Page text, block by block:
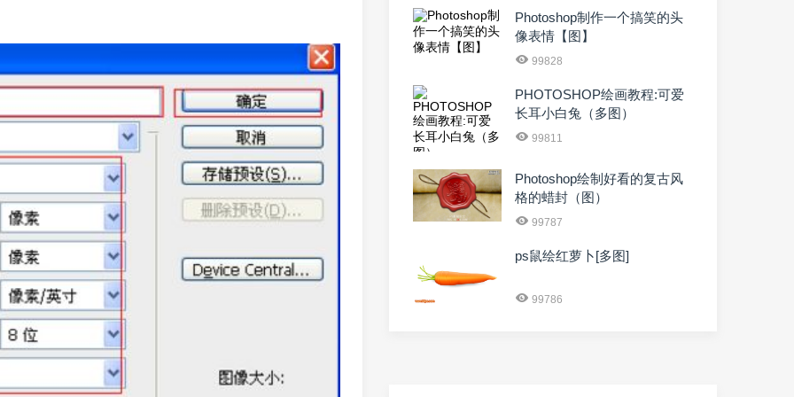
Photoshop制作一个搞笑的头
像表情【图】
99828
PHOTOSHOP绘画教程:可爱
长耳小白兔（多图）
99811
Photoshop绘制好看的复古风
格的蜡封（图）
99787
ps鼠绘红萝卜[多图]
99786